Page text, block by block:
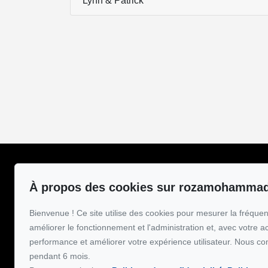
Accueil
Vendre
Acheter
GROUPE
Écrivez-moi
À propos des cookies sur
Bienvenue ! Ce site utilise des cookies pour mesurer la
améliorer le fonctionnement et l'administration et, avec votre
performance et améliorer votre expérience utilisateur. Nous
pendant 6 mois.